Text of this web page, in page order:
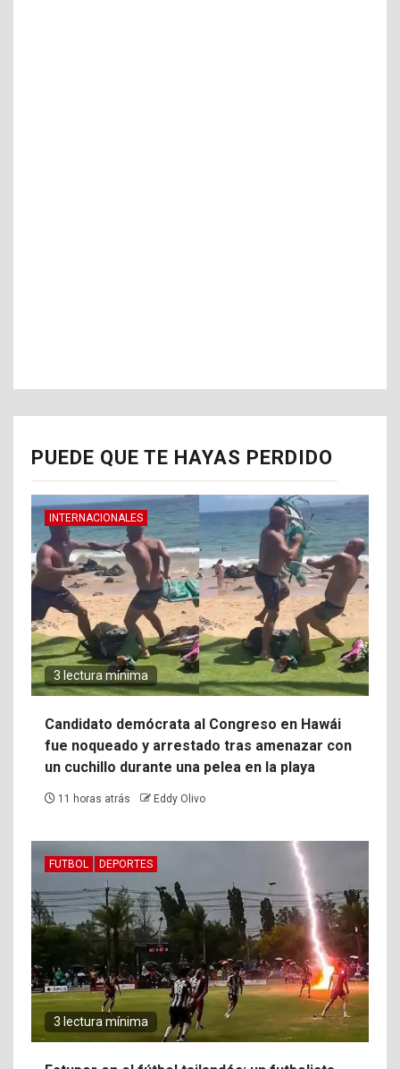
PUEDE QUE TE HAYAS PERDIDO
INTERNACIONALES
3 lectura mínima
Candidato demócrata al Congreso en Hawái
fue noqueado y arrestado tras amenazar con
un cuchillo durante una pelea en la playa
11 horas atrás Eddy Olivo
FUTBOL DEPORTES
3 lectura mínima